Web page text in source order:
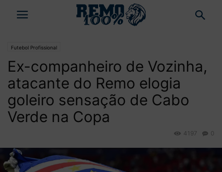
Futebol Profissional
Ex-companheiro de Vozinha,
atacante do Remo elogia
goleiro sensação de Cabo
Verde na Copa
0
4197